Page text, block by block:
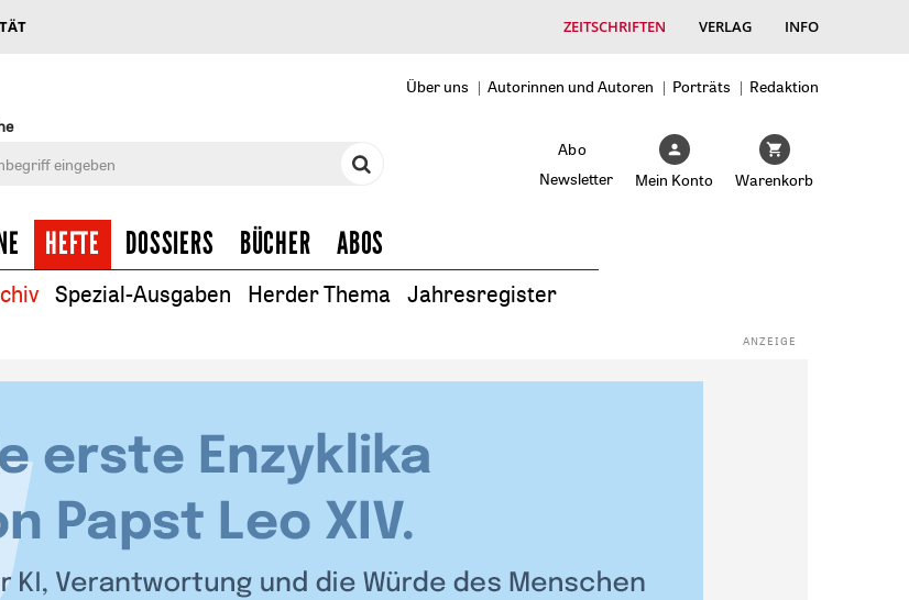
ZEITSCHRIFTEN VERLAG INFO
Über uns Autorinnen und Autoren Porträts
Redaktion
Abo
Newsletter
Mein Konto Warenkorb
HEFTE DOSSIERS BÜCHER ABOS
Spezial-Ausgaben Herder Thema Jahresregister